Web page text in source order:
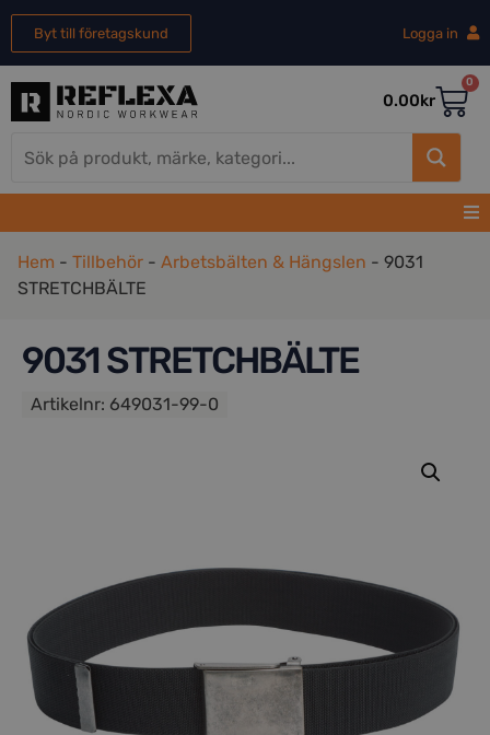
Byt till företagskund Logga in
0.00kr
0
Hem - Tillbehör - Arbetsbälten & Hängslen - 9031
STRETCHBÄLTE
9031 STRETCHBÄLTE
Artikelnr: 649031-99-0